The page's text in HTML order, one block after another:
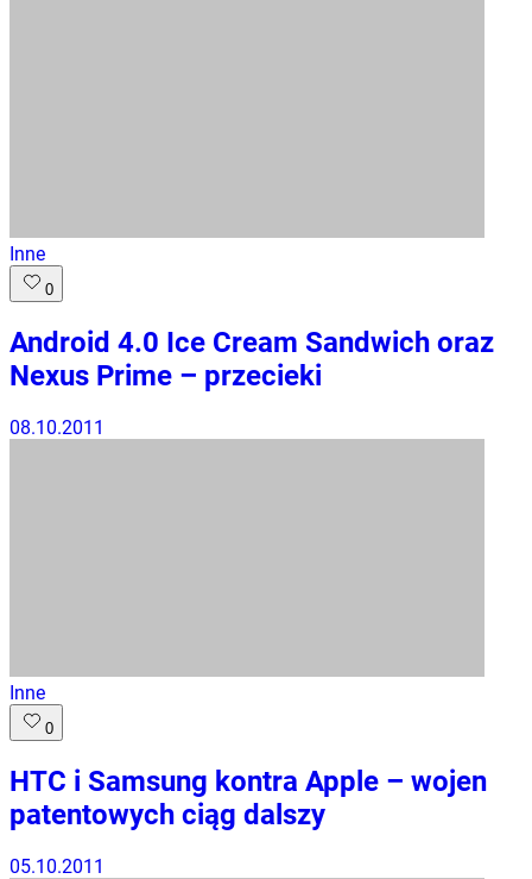
Inne
0
Android 4.0 Ice Cream Sandwich oraz
Nexus Prime – przecieki
08.10.2011
Inne
0
HTC i Samsung kontra Apple – wojen
patentowych ciąg dalszy
05.10.2011